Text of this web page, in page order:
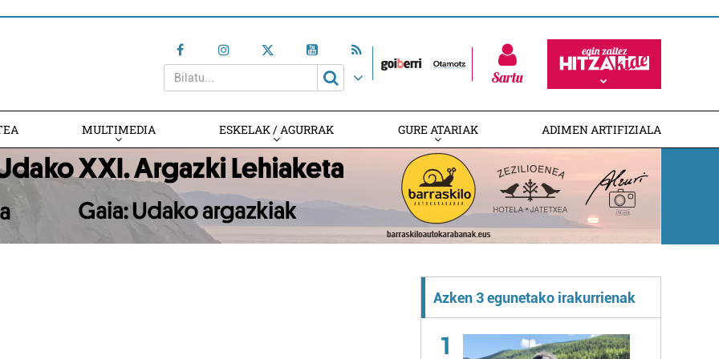
Sartu
MULTIMEDIA ESKELAK / AGURRAK GURE ATARIAK ADIMEN ARTIFIZIALA
Azken 3 egunetako irakurrienak
1